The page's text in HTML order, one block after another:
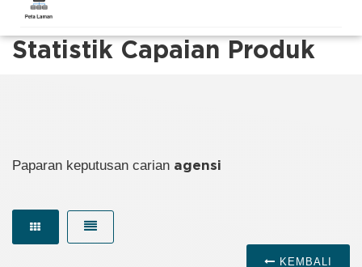
Statistik Capaian Produk
Paparan keputusan carian agensi
KEMBALI